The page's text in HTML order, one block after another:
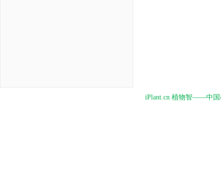
iPlant.cn 植物智——中国